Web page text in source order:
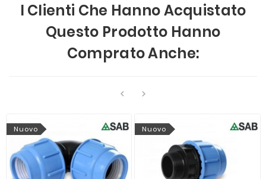
I Clienti Che Hanno Acquistato
Questo Prodotto Hanno
Comprato Anche:
 
Nuovo Nuovo